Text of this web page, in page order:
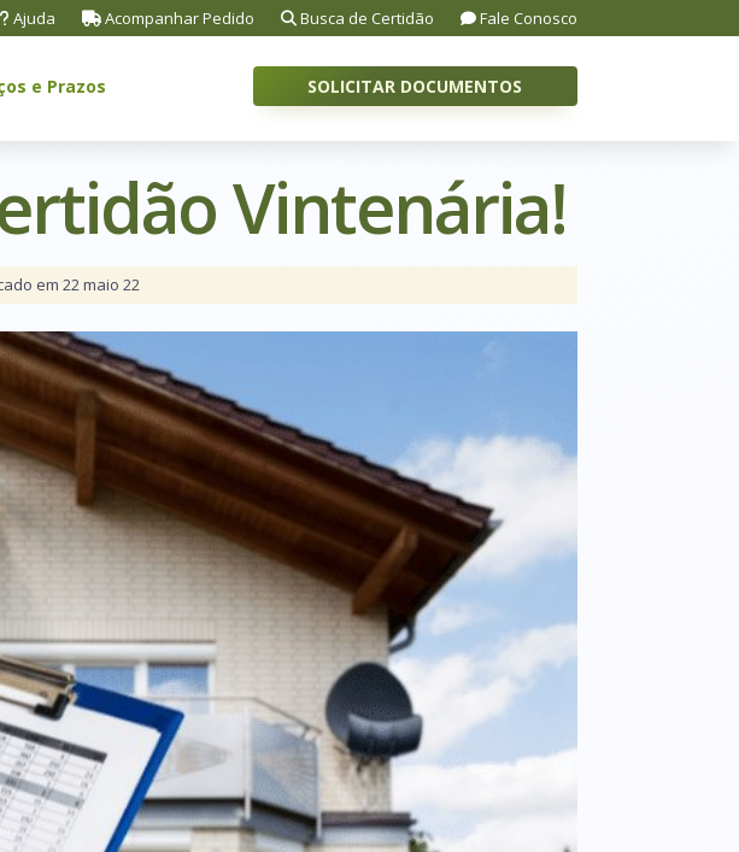
Ajuda Acompanhar Pedido Busca de Certidão Fale Conosco
e Prazos SOLICITAR DOCUMENTOS
Vintenária!
em 22 maio 22